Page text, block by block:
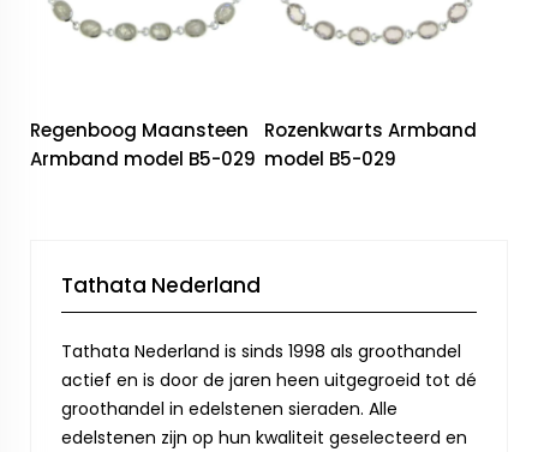
Regenboog Maansteen
Armband model B5-029
Rozenkwarts Armband
model B5-029
Tathata Nederland
Tathata Nederland is sinds 1998 als groothandel
actief en is door de jaren heen uitgegroeid tot dé
groothandel in edelstenen sieraden. Alle
edelstenen zijn op hun kwaliteit geselecteerd en